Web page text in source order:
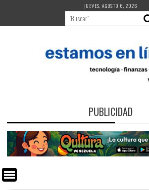
contenido
JUEVES, AGOSTO 6, 2026
PUBLICIDAD